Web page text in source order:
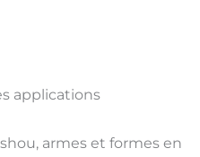
applications
armes et formes en